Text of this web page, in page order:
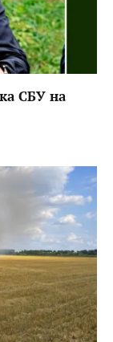
СБУ на